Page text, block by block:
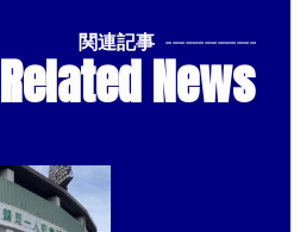
関連記事 --------------
Related News